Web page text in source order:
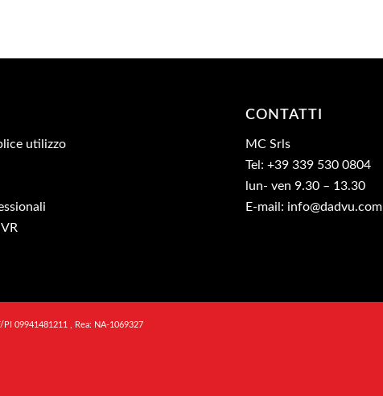
utilizzo
CONTATTI
MC Srls
Tel: +39 339 530 0804
lun- ven 9.30 – 13.30
E-mail: info@dadvu.com
09941481211 , Rea: NA-1069327